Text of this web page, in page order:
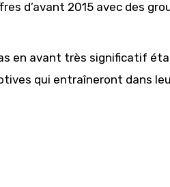
d’avant 2015 avec des
en avant très significatif
qui entraîneront dans